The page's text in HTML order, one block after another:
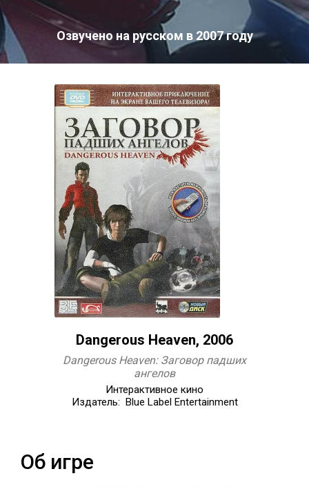
Озвучено на русском в 2007 году
Dangerous Heaven, 2006
Dangerous Heaven: Заговор падших
ангелов
Интерактивное кино
Издатель: Blue Label Entertainment
Об игре